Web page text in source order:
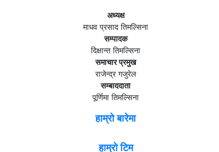
अध्यक्ष
माधव प्रसाद तिमल्सिना
सम्पादक
दिक्षान्त तिमल्सिना
समाचार प्रमुख
राजेन्द्र गजुरेल
सम्बाददाता
पूर्णिमा तिमल्सिना
हाम्रो बारेमा
हाम्रो टिम